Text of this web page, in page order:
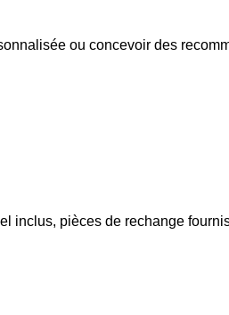
ou concevoir des
inclus, pièces de rechange